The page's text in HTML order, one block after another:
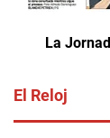
La
El Reloj